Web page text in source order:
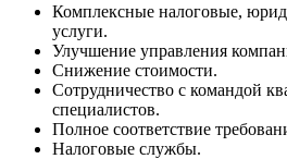
Комплексные налоговые,
услуги.
Улучшение управления
Снижение стоимости.
Сотрудничество с командой
специалистов.
Полное соответствие
Налоговые службы.